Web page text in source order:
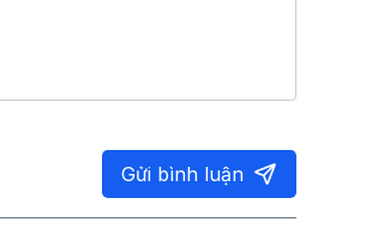
Gửi bình luận